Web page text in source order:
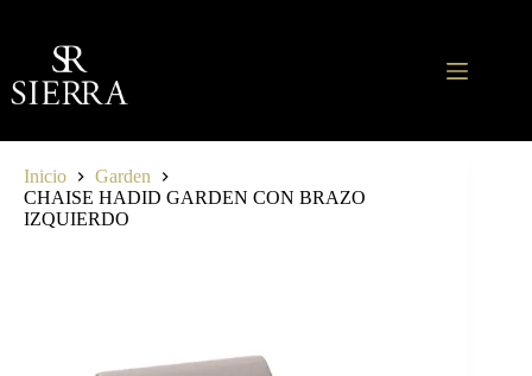
contenido
Inicio
Garden
CHAISE HADID GARDEN CON BRAZO
IZQUIERDO